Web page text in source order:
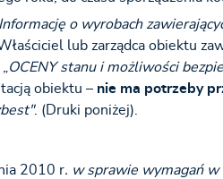
Informację o wyrobach
lub zarządca obiektu
OCENY stanu i możliwości
obiektu – nie ma potrzeby
. (Druki poniżej).
2010 r. w sprawie wymagań